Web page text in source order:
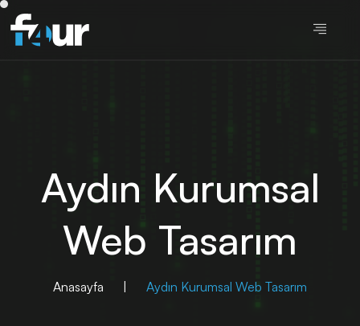
Aydın Kurumsal
Web Tasarım
Anasayfa Aydın Kurumsal Web Tasarım